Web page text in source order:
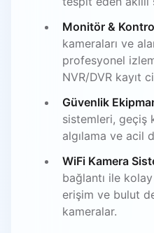
Monitör &
kameraları ve
profesyonel
NVR/DVR kayıt
Güvenlik
sistemleri, geçiş
algılama ve acil
WiFi Kamera
bağlantı ile
erişim ve bulut
kameralar.